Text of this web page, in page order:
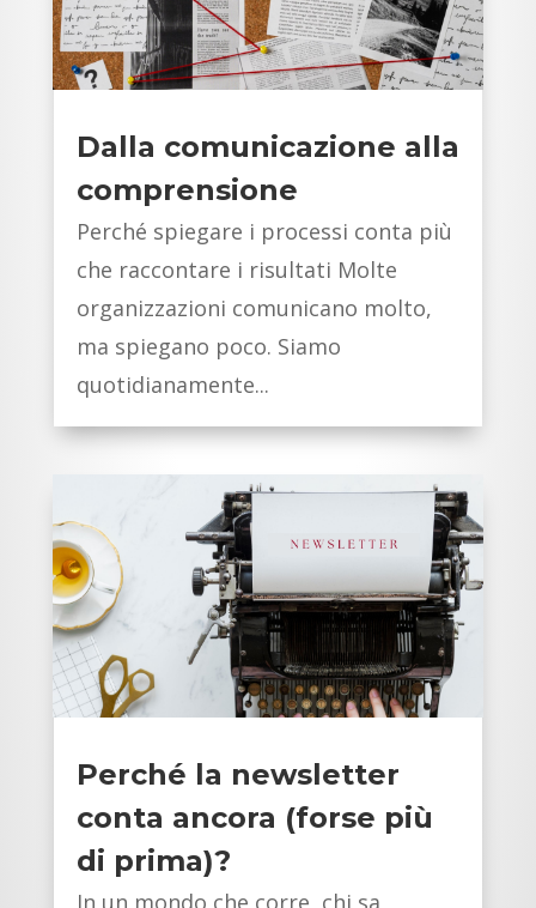
Dalla comunicazione alla
comprensione
Perché spiegare i processi conta più
che raccontare i risultati Molte
organizzazioni comunicano molto,
ma spiegano poco. Siamo
quotidianamente...
Perché la newsletter
conta ancora (forse più
di prima)?
In un mondo che corre, chi sa